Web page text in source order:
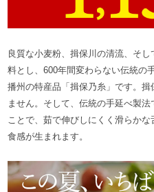
良質な小麦粉、揖保川の清流、そ
料とし、600年間変わらない伝統の
播州の特産品「揖保乃糸」です。
ません。そして、伝統の手延べ製
ことで、茹で伸びしにくく滑らか
食感が生まれます。